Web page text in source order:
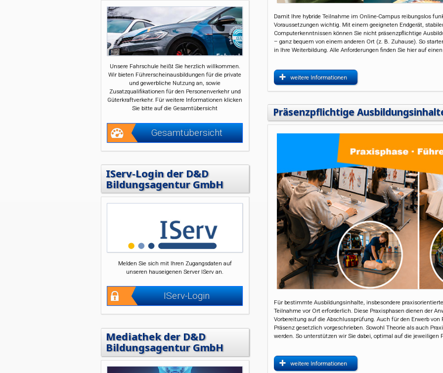
Damit Ihre hybride Teilnahme im Online-Campus reibungslos
Voraussetzungen wichtig. Mit einem geeigneten Endgerät,
Computerkenntnissen können Sie nicht präsenzpflichtige
– ganz bequem von einem anderen Ort (z. B. Zuhause). So
in Ihre Weiterbildung. Alle Anforderungen finden Sie hier auf
weitere Informationen
Präsenzpflichtige
Für bestimmte Ausbildungsinhalte, insbesondere
Teilnahme vor Ort erforderlich. Diese Praxisphasen dienen der
Vorbereitung auf die Abschlussprüfung. Auch für den Erwerb
Präsenz gesetzlich vorgeschrieben. Sowohl Theorie als auch
werden. So unterstützen wir Sie dabei, optimal auf die jeweiligen
weitere Informationen
Unsere Fahrschule heißt Sie herzlich willkommen.
Wir bieten Führerscheinausbildungen für die private
und gewerbliche Nutzung an, sowie
Zusatzqualifikationen für den Personenverkehr und
Güterkraftverkehr. Für weitere Informationen klicken
Sie bitte auf die Gesamtübersicht
Gesamtübersicht
IServ-Login der D&D
Bildungsagentur GmbH
Melden Sie sich mit Ihren Zugangsdaten auf
unseren hauseigenen Server IServ an.
IServ-Login
Mediathek der D&D
Bildungsagentur GmbH